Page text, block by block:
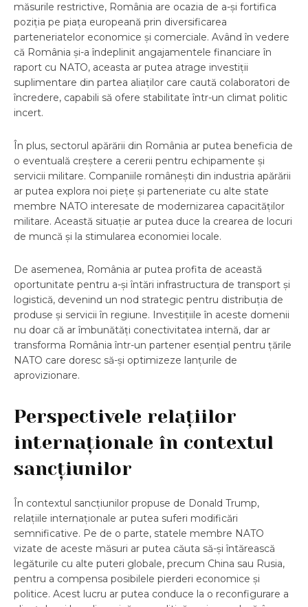
măsurile restrictive, România are ocazia de a-și fortifica
poziția pe piața europeană prin diversificarea
parteneriatelor economice și comerciale. Având în vedere
că România și-a îndeplinit angajamentele financiare în
raport cu NATO, aceasta ar putea atrage investiții
suplimentare din partea aliaților care caută colaboratori de
încredere, capabili să ofere stabilitate într-un climat politic
incert.
În plus, sectorul apărării din România ar putea beneficia de
o eventuală creștere a cererii pentru echipamente și
servicii militare. Companiile românești din industria apărării
ar putea explora noi piețe și parteneriate cu alte state
membre NATO interesate de modernizarea capacităților
militare. Această situație ar putea duce la crearea de locuri
de muncă și la stimularea economiei locale.
De asemenea, România ar putea profita de această
oportunitate pentru a-și întări infrastructura de transport și
logistică, devenind un nod strategic pentru distribuția de
produse și servicii în regiune. Investițiile în aceste domenii
nu doar că ar îmbunătăți conectivitatea internă, dar ar
transforma România într-un partener esențial pentru țările
NATO care doresc să-și optimizeze lanțurile de
aprovizionare.
Perspectivele relațiilor
internaționale în contextul
sancțiunilor
În contextul sancțiunilor propuse de Donald Trump,
relațiile internaționale ar putea suferi modificări
semnificative. Pe de o parte, statele membre NATO
vizate de aceste măsuri ar putea căuta să-și întărească
legăturile cu alte puteri globale, precum China sau Rusia,
pentru a compensa posibilele pierderi economice și
politice. Acest lucru ar putea conduce la o reconfigurare a